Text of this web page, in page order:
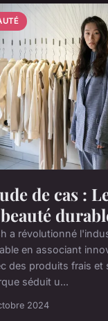
de cas :
a révolutionné
en associant
des produits frais et
séduit u...
2024